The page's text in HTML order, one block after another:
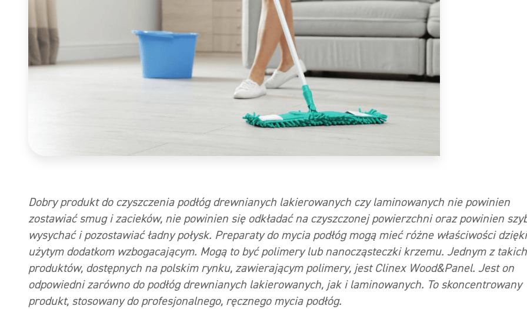
Dobry produkt do czyszczenia podłóg drewnianych lakierowanych czy laminowanych nie powinien
zostawiać smug i zacieków, nie powinien się odkładać na czyszczonej powierzchni oraz powinien
wysychać i pozostawiać ładny połysk. Preparaty do mycia podłóg mogą mieć różne właściwości dzięki
użytym dodatkom wzbogacającym. Mogą to być polimery lub nanocząsteczki krzemu. Jednym z takich
produktów, dostępnych na polskim rynku, zawierającym polimery, jest Clinex Wood&Panel. Jest on
odpowiedni zarówno do podłóg drewnianych lakierowanych, jak i laminowanych. To skoncentrowany
produkt, stosowany do profesjonalnego, ręcznego mycia podłóg.